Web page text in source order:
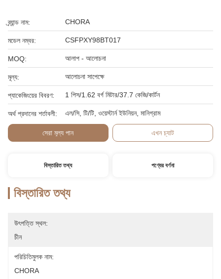
ব্র্যান্ড নাম: CHORA
মডেল নম্বর: CSFPXY98BT017
MOQ: আলাপ - আলোচনা
মূল্য: আলোচনা সাপেক্ষে
প্যাকেজিংয়ের বিবরণ: 1 পিস/1.62 বর্গ মিটার/37.7 কেজি/কার্টন
অর্থ প্রদানের শর্তাবলী: এল/সি, টি/টি, ওয়েস্টার্ন ইউনিয়ন, মানিগ্রাম
সেরা মূল্য পান এখন চ্যাট
বিস্তারিত তথ্য পণ্যের বর্ণনা
বিস্তারিত তথ্য
উৎপত্তি স্থল:
চীন
পরিচিতিমুলক নাম:
CHORA